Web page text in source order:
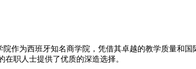
作为西班牙知名商学院，凭借其卓越的教学质量和国
职人士提供了优质的深造选择。